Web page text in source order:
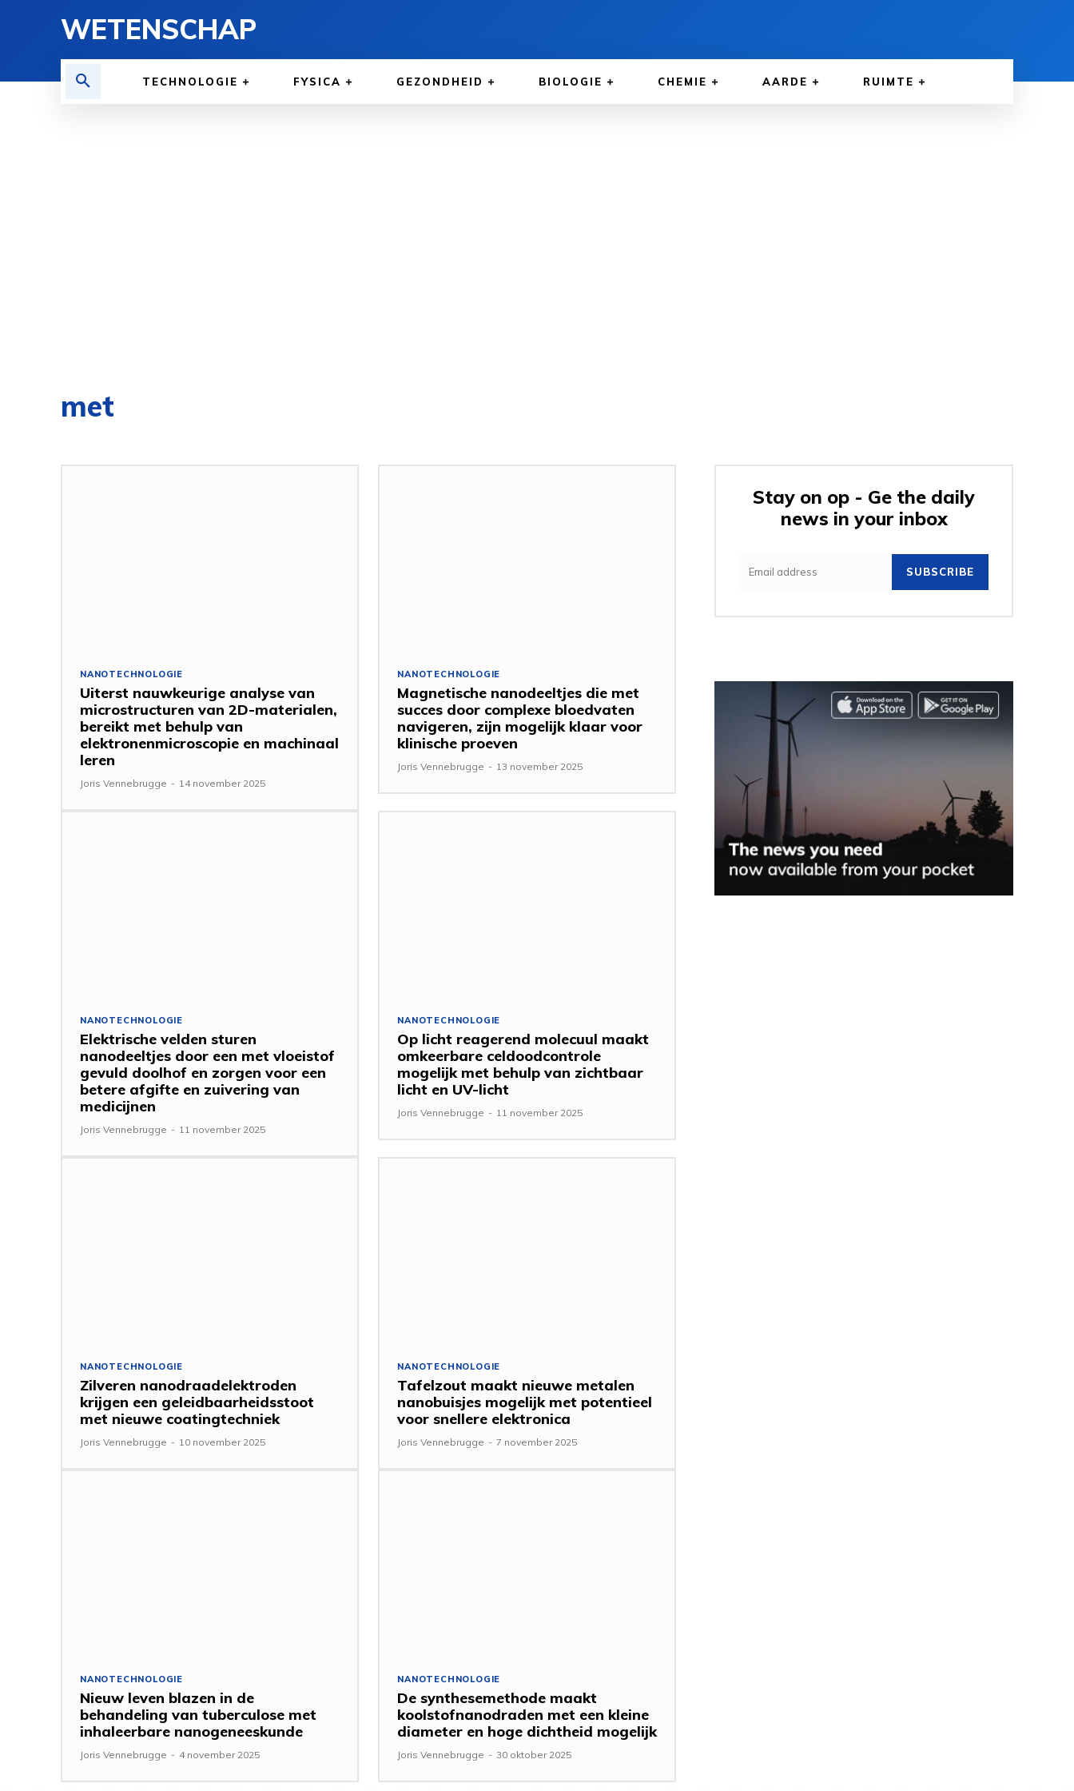
WETENSCHAP
TECHNOLOGIE FYSICA GEZONDHEID BIOLOGIE CHEMIE AARDE RUIMTE
met
NANOTECHNOLOGIE
Uiterst nauwkeurige analyse van
microstructuren van 2D-materialen,
bereikt met behulp van
elektronenmicroscopie en machinaal
leren
Joris Vennebrugge - 14 november 2025
NANOTECHNOLOGIE
Magnetische nanodeeltjes die met
succes door complexe bloedvaten
navigeren, zijn mogelijk klaar voor
klinische proeven
Joris Vennebrugge - 13 november 2025
NANOTECHNOLOGIE
Elektrische velden sturen
nanodeeltjes door een met vloeistof
gevuld doolhof en zorgen voor een
betere afgifte en zuivering van
medicijnen
Joris Vennebrugge - 11 november 2025
NANOTECHNOLOGIE
Op licht reagerend molecuul maakt
omkeerbare celdoodcontrole
mogelijk met behulp van zichtbaar
licht en UV-licht
Joris Vennebrugge - 11 november 2025
NANOTECHNOLOGIE
Zilveren nanodraadelektroden
krijgen een geleidbaarheidsstoot
met nieuwe coatingtechniek
Joris Vennebrugge - 10 november 2025
NANOTECHNOLOGIE
Tafelzout maakt nieuwe metalen
nanobuisjes mogelijk met potentieel
voor snellere elektronica
Joris Vennebrugge - 7 november 2025
NANOTECHNOLOGIE
Nieuw leven blazen in de
behandeling van tuberculose met
inhaleerbare nanogeneeskunde
Joris Vennebrugge - 4 november 2025
NANOTECHNOLOGIE
De synthesemethode maakt
koolstofnanodraden met een kleine
diameter en hoge dichtheid mogelijk
Joris Vennebrugge - 30 oktober 2025
Stay on op - Ge the daily
news in your inbox
SUBSCRIBE